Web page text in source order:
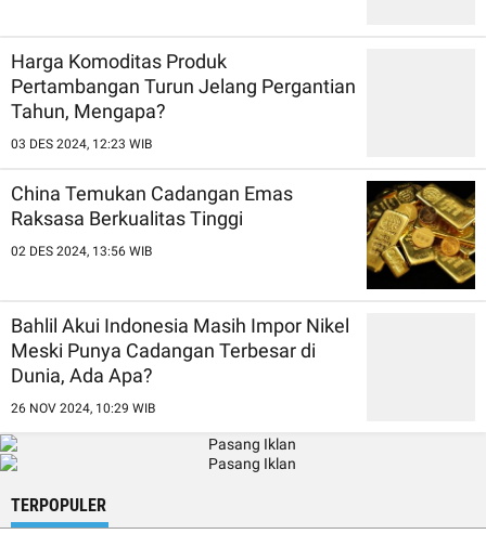
Harga Komoditas Produk
Pertambangan Turun Jelang Pergantian
Tahun, Mengapa?
03 DES 2024, 12:23 WIB
China Temukan Cadangan Emas
Raksasa Berkualitas Tinggi
02 DES 2024, 13:56 WIB
Bahlil Akui Indonesia Masih Impor Nikel
Meski Punya Cadangan Terbesar di
Dunia, Ada Apa?
26 NOV 2024, 10:29 WIB
TERPOPULER